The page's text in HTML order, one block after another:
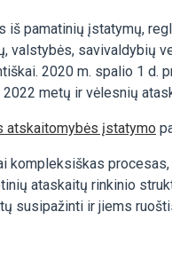
pamatinių įstatymų,
valstybės, savivaldybių
2020 m. spalio 1 d.
metų ir vėlesnių
atskaitomybės įstatymo
ataskaitų rinkinio
susipažinti ir jiems